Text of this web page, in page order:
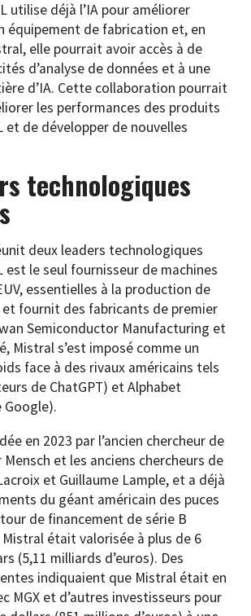
utilise déjà l’IA pour améliorer
équipement de fabrication et, en
elle pourrait avoir accès à de
d’analyse de données et à une
d’IA. Cette collaboration pourrait
les performances des produits
et de développer de nouvelles
technologiques
deux leaders technologiques
est le seul fournisseur de machines
essentielles à la production de
et fournit des fabricants de premier
Semiconductor Manufacturing et
Mistral s’est imposé comme un
face à des rivaux américains tels
de ChatGPT) et Alphabet
Google).
en 2023 par l’ancien chercheur de
et les anciens chercheurs de
et Guillaume Lample, et a déjà
du géant américain des puces
de financement de série B
Mistral était valorisée à plus de 6
(5,11 milliards d’euros). Des
indiquaient que Mistral était en
MGX et d’autres investisseurs pour